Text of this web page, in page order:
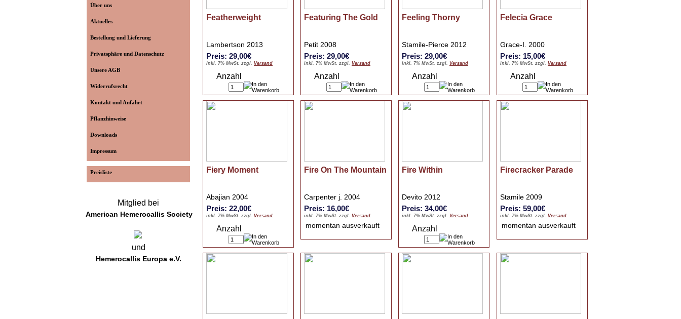
Über uns
Aktuelles
Bestellung und Lieferung
Privatsphäre und Datenschutz
Unsere AGB
Widerrufsrecht
Kontakt und Anfahrt
Pflanzhinweise
Downloads
Impressum
Preisliste
Mitglied bei
American Hemerocallis Society
und
Hemerocallis Europa e.V.
Featherweight
Lambertson 2013
Preis: 29,00€
inkl. 7% MwSt. zzgl. Versand
Anzahl
Featuring The Gold
Petit 2008
Preis: 29,00€
inkl. 7% MwSt. zzgl. Versand
Anzahl
Feeling Thorny
Stamile-Pierce 2012
Preis: 29,00€
inkl. 7% MwSt. zzgl. Versand
Anzahl
Felecia Grace
Grace-I. 2000
Preis: 15,00€
inkl. 7% MwSt. zzgl. Versand
Anzahl
Fiery Moment
Abajian 2004
Preis: 22,00€
inkl. 7% MwSt. zzgl. Versand
Anzahl
Fire On The Mountain
Carpenter j. 2004
Preis: 16,00€
inkl. 7% MwSt. zzgl. Versand
momentan ausverkauft
Fire Within
Devito 2012
Preis: 34,00€
inkl. 7% MwSt. zzgl. Versand
Anzahl
Firecracker Parade
Stamile 2009
Preis: 59,00€
inkl. 7% MwSt. zzgl. Versand
momentan ausverkauft